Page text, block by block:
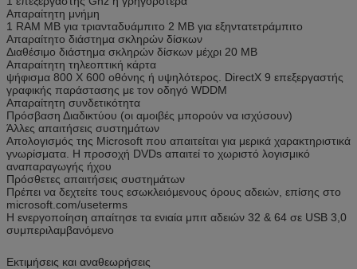
Απαραίτητη μνήμη
1 RAM ΜΒ για τριανταδυάμπιτο 2 ΜΒ για εξηντατετράμπιτο
Απαραίτητο διάστημα σκληρών δίσκων
Διαθέσιμο διάστημα σκληρών δίσκων μέχρι 20 ΜΒ
Απαραίτητη τηλεοπτική κάρτα
ψήφισμα 800 X 600 οθόνης ή υψηλότερος. DirectX 9 επεξεργαστής
γραφικής παράστασης με τον οδηγό WDDM
Απαραίτητη συνδετικότητα
Πρόσβαση Διαδικτύου (οι αμοιβές μπορούν να ισχύσουν)
Άλλες απαιτήσεις συστημάτων
Απολογισμός της Microsoft που απαιτείται για μερικά χαρακτηριστικά
γνωρίσματα. Η προσοχή DVDs απαιτεί το χωριστό λογισμικό
αναπαραγωγής ήχου
Πρόσθετες απαιτήσεις συστημάτων
Πρέπει να δεχτείτε τους εσωκλειόμενους όρους αδειών, επίσης στο
microsoft.com/useterms
Η ενεργοποίηση απαίτησε τα ενιαία μπιτ αδειών 32 & 64 σε USB 3,0
συμπεριλαμβανόμενο
Εκτιμήσεις και αναθεωρήσεις